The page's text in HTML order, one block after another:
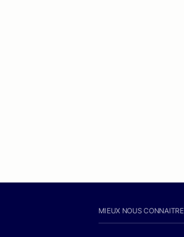
MIEUX NOUS CONNAITRE